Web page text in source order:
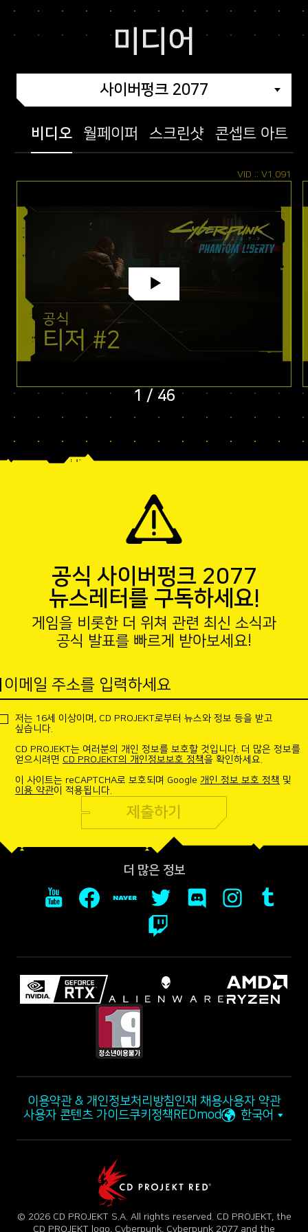
미디어
사이버펑크 2077
비디오 월페이퍼 스크린샷 콘셉트 아트
1 / 46
공식 사이버펑크 2077
뉴스레터를 구독하세요!
게임을 비롯한 더 위쳐 관련 최신 소식과
공식 발표를 빠르게 받아보세요!
이메일 주소를 입력하세요
저는 16세 이상이며, CD PROJEKT로부터 뉴스와 정보 등을 받고
싶습니다.
CD PROJEKT는 여러분의 개인 정보를 보호할 것입니다. 더 많은 정보를
얻으시려면 CD PROJEKT의 개인정보보호 정책을 확인하세요.
이 사이트는 reCAPTCHA로 보호되며 Google 개인 정보 보호 정책 및
이용 약관이 적용됩니다.
제출하기
더 많은 정보
이용약관 & 개인정보처리방침인재 채용사용자 약관
사용자 콘텐츠 가이드쿠키정책 REDmod 한국어
© 2026 CD PROJEKT S.A. All rights reserved. CD PROJEKT, the
CD PROJEKT logo, Cyberpunk, Cyberpunk 2077 and the